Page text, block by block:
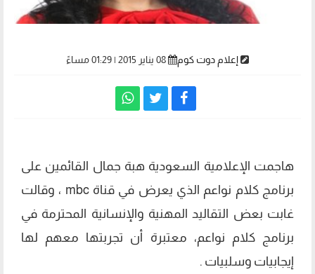
إعلام دوت كوم
هاجمت الإعلامية السعودية هبة جمال القائمين على
برنامج كلام نواعم الذي يعرض في قناة mbc ، وقالت
غابت بعض التقاليد المهنية والإنسانية المحترمة في
برنامج كلام نواعم، معتبرة أن تجربتها معهم لها
إيجابيات وسلبيات .